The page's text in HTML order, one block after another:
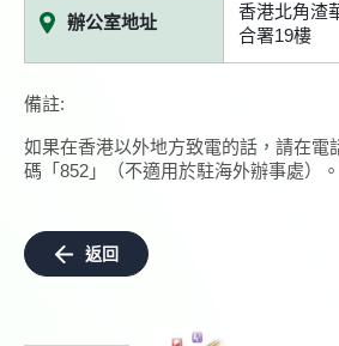
辦公室地址
香港北角渣
合署19樓
備註:
如果在香港以外地方致電的話，請在電
碼「852」（不適用於駐海外辦事處）。
返回